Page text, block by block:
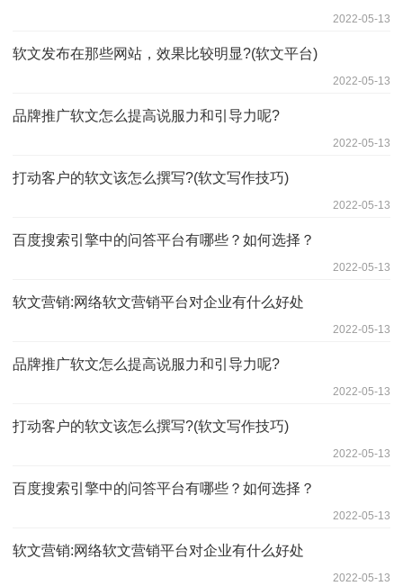
2022-05-13
软文发布在那些网站，效果比较明显?(软文平台)
2022-05-13
品牌推广软文怎么提高说服力和引导力呢?
2022-05-13
打动客户的软文该怎么撰写?(软文写作技巧)
2022-05-13
百度搜索引擎中的问答平台有哪些？如何选择？
2022-05-13
软文营销:网络软文营销平台对企业有什么好处
2022-05-13
品牌推广软文怎么提高说服力和引导力呢?
2022-05-13
打动客户的软文该怎么撰写?(软文写作技巧)
2022-05-13
百度搜索引擎中的问答平台有哪些？如何选择？
2022-05-13
软文营销:网络软文营销平台对企业有什么好处
2022-05-13